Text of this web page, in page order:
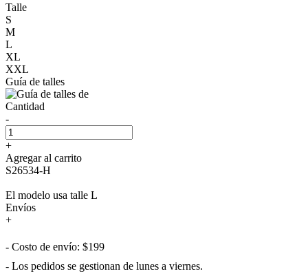
Talle
S
M
L
XL
XXL
Guía de talles
Cantidad
-
+
Agregar al carrito
S26534-H
El modelo usa talle L
Envíos
+
- Costo de envío: $199
- Los pedidos se gestionan de lunes a viernes.